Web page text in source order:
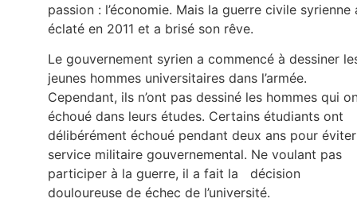
passion : l’économie. Mais la guerre civile syrienne
éclaté en 2011 et a brisé son rêve.
Le gouvernement syrien a commencé à dessiner
jeunes hommes universitaires dans l’armée.
Cependant, ils n’ont pas dessiné les hommes qui
échoué dans leurs études. Certains étudiants ont
délibérément échoué pendant deux ans pour
service militaire gouvernemental. Ne voulant pas
participer à la guerre, il a fait la décision
douloureuse de échec de l’université.